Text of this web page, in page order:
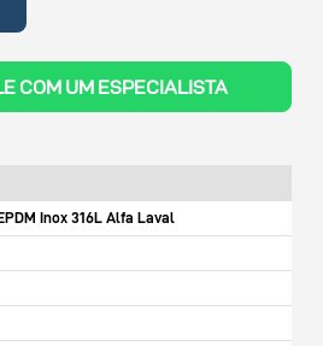
COM UM ESPECIALISTA
Inox 316L Alfa Laval